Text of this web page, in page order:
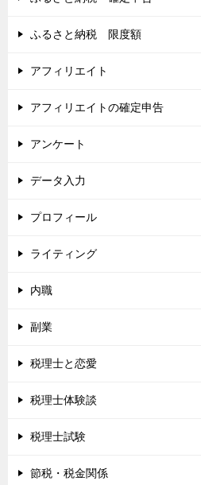
ふるさと納税 限度額
アフィリエイト
アフィリエイトの確定申告
アンケート
データ入力
プロフィール
ライティング
内職
副業
税理士と恋愛
税理士体験談
税理士試験
節税・税金関係